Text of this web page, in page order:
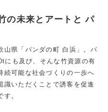
の未来とアートと パ
山県「パンダの町 白浜」。パ
にも及び、そんな竹資源の有
続可能な社会づくりの一歩へ
識いただくことで誘客を促進
。